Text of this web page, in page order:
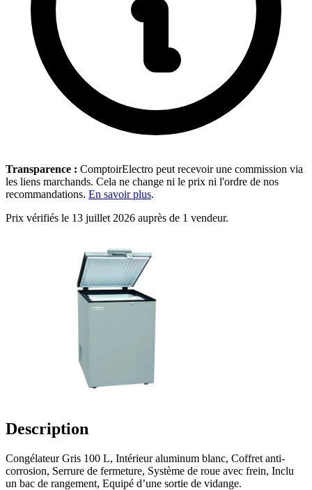
Transparence : ComptoirElectro peut recevoir une commission via
les liens marchands. Cela ne change ni le prix ni l'ordre de nos
recommandations. En savoir plus.
Prix vérifiés le 13 juillet 2026 auprès de 1 vendeur.
Description
Congélateur Gris 100 L, Intérieur aluminum blanc, Coffret anti-
corrosion, Serrure de fermeture, Système de roue avec frein, Inclu
un bac de rangement, Equipé d’une sortie de vidange.